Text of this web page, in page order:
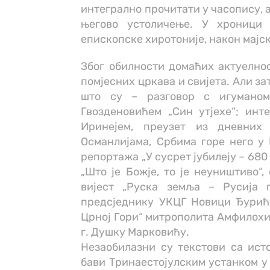
интегрално прочитати у часопису,
његово устоличење. У хроници
епископске хиротоније, након
Због обилности домаћих
помјесних цркава и свијета. Али
што су – разговор с
Гвозденовићем „Син утјехе“;
Иринејем, преузет из
Османлијама, Србима горе него
репортажа „У сусрет јубилеју –
„Што је Божје, то је
вијест „Руска земља – Русија
предсједнику УКЦГ Новици
Црној Гори“ митрополита
г. Душку Марковићу.
Незаобилазни су текстови са
бави Тринаестојулским устанком